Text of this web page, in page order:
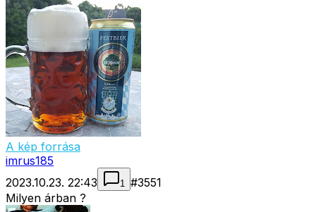
A kép forrása
imrus185
2023.10.23. 22:43
1 #3551
Milyen árban ?